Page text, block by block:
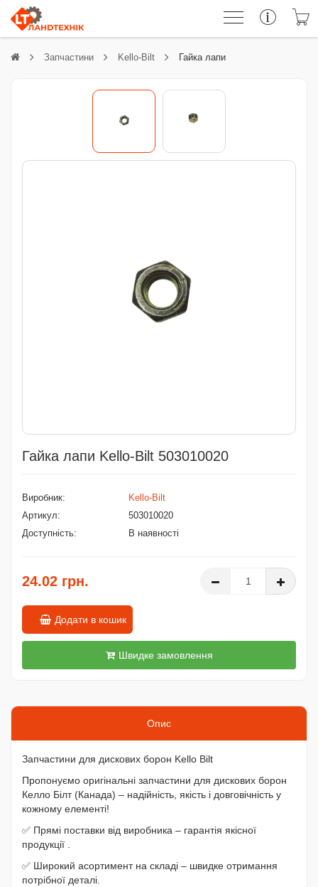
Запчастини Kello-Bilt Гайка лапи
Гайка лапи Kello-Bilt 503010020
Виробник:
Kello-Bilt
Артикул:
503010020
Доступність:
В наявності
24.02 грн.
Додати в кошик
Швидке замовлення
Опис
Запчастини для дискових борон Kello Bilt
Пропонуємо оригінальні запчастини для дискових борон
Келло Білт (Канада) – надійність, якість і довговічність у
кожному елементі!
✅ Прямі поставки від виробника – гарантія якісної
продукції .
✅ Широкий асортимент на складі – швидке отримання
потрібної деталі.